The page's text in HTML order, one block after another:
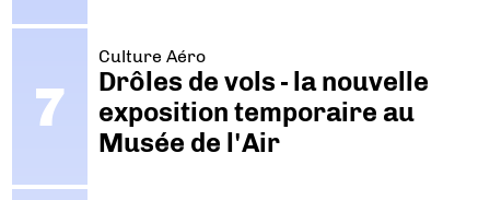
Culture Aéro
Drôles de vols - la nouvelle
exposition temporaire au
Musée de l'Air